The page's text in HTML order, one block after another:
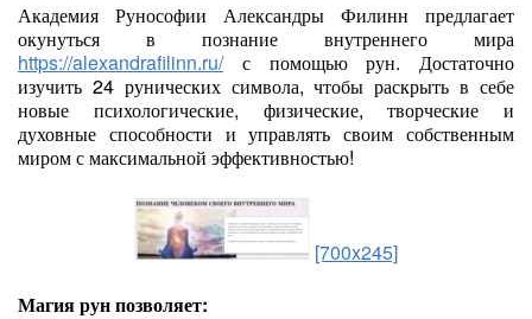
Академия Рунософии Александры Филинн предлагает
окунуться в познание внутреннего мира
https://alexandrafilinn.ru/с помощью рун. Достаточно
изучить 24 рунических символа, чтобы раскрыть в себе
новые психологические, физические, творческие и
духовные способности и управлять своим собственным
миром с максимальной эффективностью!
[700x245]
Магия рун позволяет: